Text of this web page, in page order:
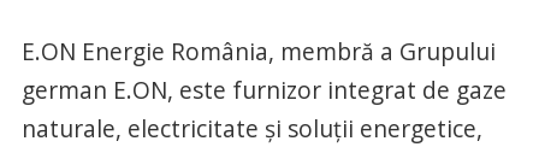
E.ON Energie România, membră a Grupului
german E.ON, este furnizor integrat de gaze
naturale, electricitate şi soluţii energetice,